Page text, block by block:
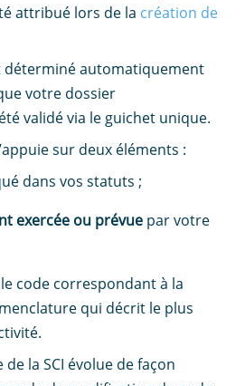
attribué lors de la création de
déterminé automatiquement
votre dossier
validé via le guichet unique.
sur deux éléments :
dans vos statuts ;
exercée ou prévue par votre
le code correspondant à la
qui décrit le plus
de la SCI évolue de façon